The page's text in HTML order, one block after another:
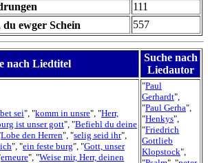
111
ewger Schein
557
nach Liedtitel
Suche nach
Liedautor
sei", "komm in unsre", "Herr,
ist unser gott", "Befiehl du deine
Lobe den Herren", "selig seid ihr",
", "ein feste burg", "Gott, unser
erneure", "Weise mir, Herr, deinen
"Paul
Gerhardt",
"Paul Gerha",
"Henkys",
"Friedrich
Gottlieb
Klopstock",